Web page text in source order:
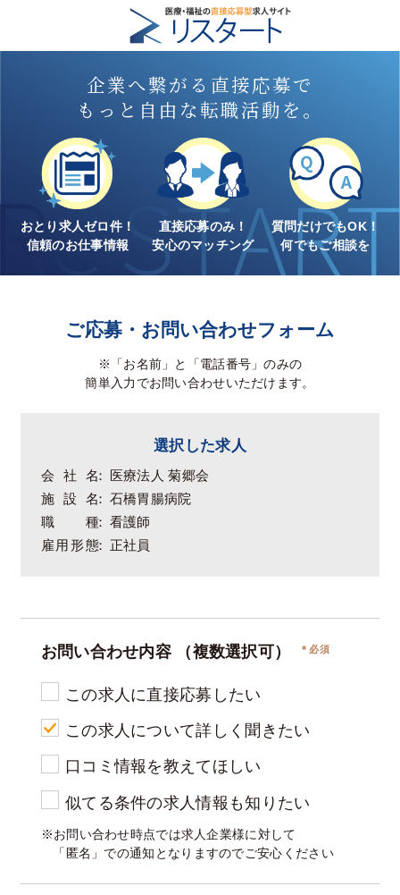
企業へ繋がる直接応募で
もっと自由な転職活動を。
おとり求人ゼロ件！
信頼のお仕事情報
直接応募のみ！
安心のマッチング
質問だけでもOK！
何でもご相談を
ご応募・お問い合わせフォーム
※「お名前」と「電話番号」のみの
簡単入力でお問い合わせいただけます。
選択した求人
会社名
医療法人 菊郷会
施設名
石橋胃腸病院
職種
看護師
雇用形態
正社員
お問い合わせ内容 （複数選択可）
この求人に直接応募したい
この求人について詳しく聞きたい
口コミ情報を教えてほしい
似てる条件の求人情報も知りたい
※お問い合わせ時点では求人企業様に対して
「匿名」での通知となりますのでご安心ください